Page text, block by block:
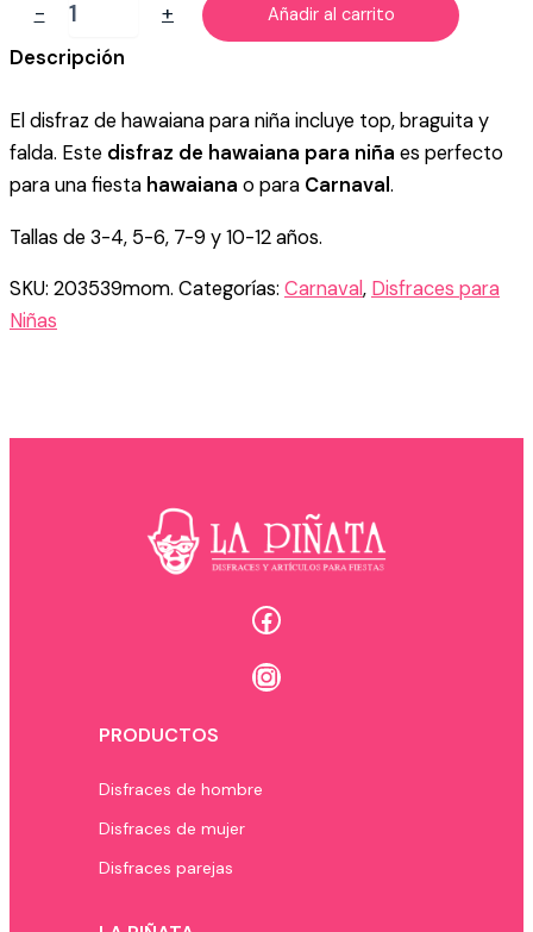
-
HAWAIANA
cantidad
+ Añadir al carrito
Descripción
El disfraz de hawaiana para niña incluye top, braguita y
falda. Este disfraz de hawaiana para niña es perfecto
para una fiesta hawaiana o para Carnaval.
Tallas de 3-4, 5-6, 7-9 y 10-12 años.
SKU: 203539mom. Categorías: Carnaval, Disfraces para
Niñas
Facebook
Instagram
PRODUCTOS
Disfraces de hombre
Disfraces de mujer
Disfraces parejas